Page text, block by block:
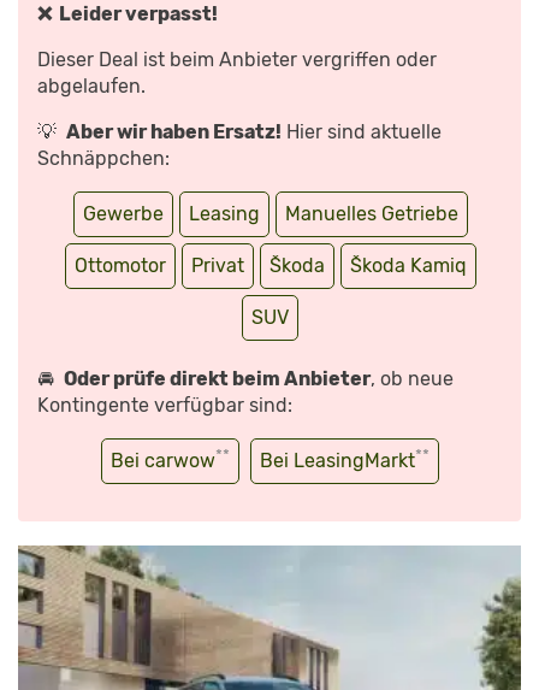
❌ Leider verpasst!
Dieser Deal ist beim Anbieter vergriffen oder
abgelaufen.
💡 Aber wir haben Ersatz! Hier sind aktuelle
Schnäppchen:
Gewerbe Leasing Manuelles Getriebe
Ottomotor Privat Škoda Škoda Kamiq
SUV
🚘 Oder prüfe direkt beim Anbieter, ob neue
Kontingente verfügbar sind:
Bei carwow** Bei LeasingMarkt**
VON
YOUTUBE